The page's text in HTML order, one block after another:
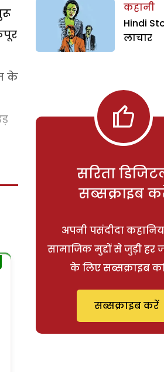
के
कहानी
Hindi
लाचार
सरिता
सब्सक्राइब
अपनी पसंदीदा
सामाजिक मुद्दों से जुड़ी हर
के लिए सब्सक्राइब
सब्सक्राइब करें